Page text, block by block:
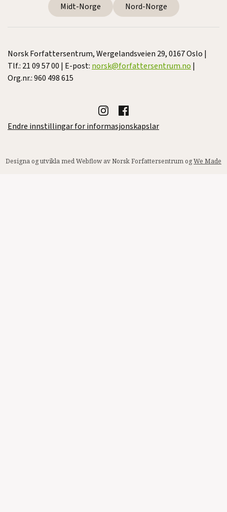
Midt-Norge
Nord-Norge
Norsk Forfattersentrum, Wergelandsveien 29, 0167 Oslo |
Tlf.: 21 09 57 00 | E-post: norsk@forfattersentrum.no |
Org.nr.: 960 498 615
Endre innstillingar for informasjonskapslar
Designa og utvikla med Webflow av Norsk Forfattersentrum ogWe Made